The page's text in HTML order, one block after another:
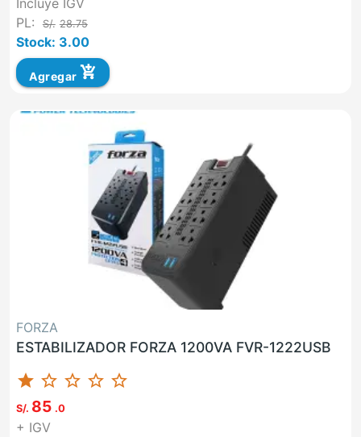
Incluye IGV
PL:
S/. 28.75
Stock: 3.00
Agregar add_shopping_cart
FORZA
ESTABILIZADOR FORZA 1200VA FVR-1222USB
star star_border star_border star_border star_border
S/. 85 .0
+ IGV